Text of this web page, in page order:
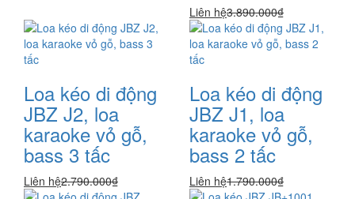
Liên hệ3.890.000₫
Loa kéo di động
JBZ J2, loa
karaoke vỏ gỗ,
bass 3 tấc
Liên hệ2.790.000₫
Loa kéo di động
JBZ J1, loa
karaoke vỏ gỗ,
bass 2 tấc
Liên hệ1.790.000₫